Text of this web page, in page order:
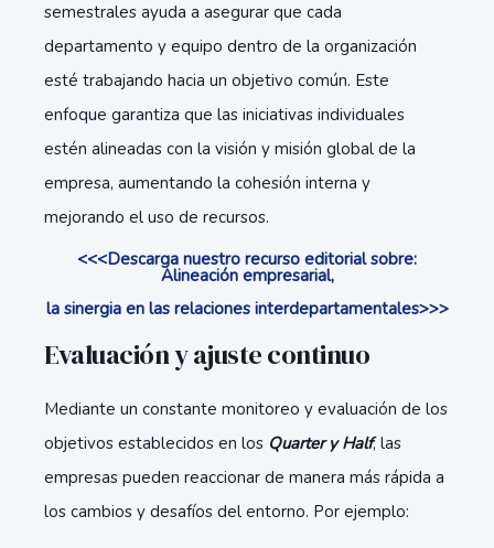
semestrales ayuda a asegurar que cada
departamento y equipo dentro de la organización
esté trabajando hacia un objetivo común. Este
enfoque garantiza que las iniciativas individuales
estén alineadas con la visión y misión global de la
empresa, aumentando la cohesión interna y
mejorando el uso de recursos.
<<<Descarga nuestro recurso editorial sobre:
Alineación empresarial,
la sinergia en las relaciones interdepartamentales>>>
Evaluación y ajuste continuo
Mediante un constante monitoreo y evaluación de los
objetivos establecidos en los Quarter y Half, las
empresas pueden reaccionar de manera más rápida a
los cambios y desafíos del entorno. Por ejemplo: